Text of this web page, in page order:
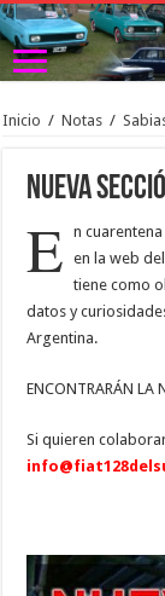
Inicio / Notas /
Nueva
E
n
en la web
tiene como
datos y
Argentina.
ENCONTRARÁN LA
Si quieren